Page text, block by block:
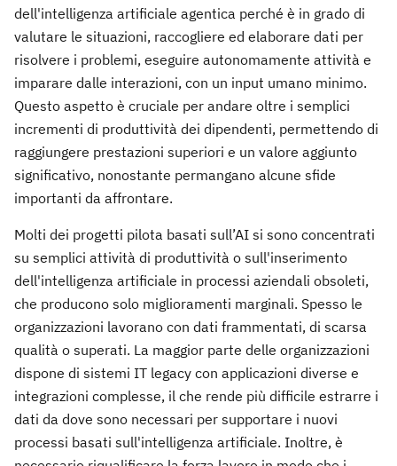
dell'intelligenza artificiale agentica perché è in grado di
valutare le situazioni, raccogliere ed elaborare dati per
risolvere i problemi, eseguire autonomamente attività e
imparare dalle interazioni, con un input umano minimo.
Questo aspetto è cruciale per andare oltre i semplici
incrementi di produttività dei dipendenti, permettendo di
raggiungere prestazioni superiori e un valore aggiunto
significativo, nonostante permangano alcune sfide
importanti da affrontare.
Molti dei progetti pilota basati sull’AI si sono concentrati
su semplici attività di produttività o sull'inserimento
dell'intelligenza artificiale in processi aziendali obsoleti,
che producono solo miglioramenti marginali. Spesso le
organizzazioni lavorano con dati frammentati, di scarsa
qualità o superati. La maggior parte delle organizzazioni
dispone di sistemi IT legacy con applicazioni diverse e
integrazioni complesse, il che rende più difficile estrarre i
dati da dove sono necessari per supportare i nuovi
processi basati sull'intelligenza artificiale. Inoltre, è